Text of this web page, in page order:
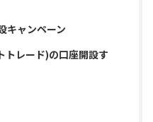
キャンペーン
レード)の口座開設す